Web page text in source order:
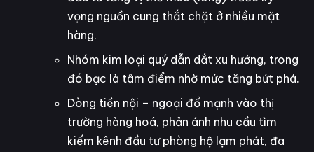
vọng nguồn cung thắt chặt ở nhiều mặt
hàng.
Nhóm kim loại quý dẫn dắt xu hướng, trong
đó bạc là tâm điểm nhờ mức tăng bứt phá.
Dòng tiền nội – ngoại đổ mạnh vào thị
trường hàng hoá, phản ánh nhu cầu tìm
kiếm kênh đầu tư phòng hộ lạm phát, đa